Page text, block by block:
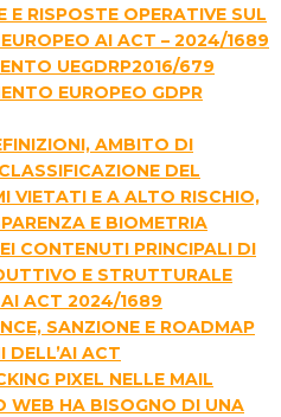
E RISPOSTE OPERATIVE SUL
AI ACT – 2024/1689
UEGDRP2016/679
EUROPEO GDPR
AMBITO DI
DEL
VIETATI E A ALTO RISCHIO,
E BIOMETRIA
CONTENUTI PRINCIPALI DI
E STRUTTURALE
ACT 2024/1689
SANZIONE E ROADMAP
DELL’AI ACT
PIXEL NELLE MAIL
WEB HA BISOGNO DI UNA